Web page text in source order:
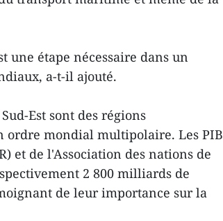
une étape nécessaire dans un
a-t-il ajouté.
Est sont des régions
ordre mondial multipolaire. Les PIB
et de l'Association des nations de
2 800 milliards de
de leur importance sur la